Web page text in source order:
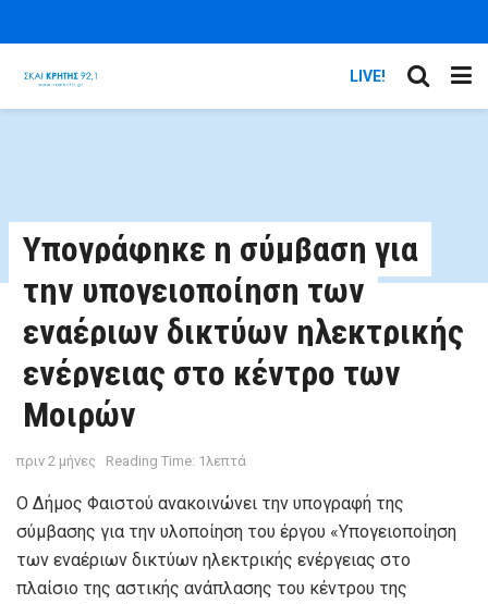
LIVE!
Υπογράφηκε η σύμβαση για
την υπογειοποίηση των
εναέριων δικτύων ηλεκτρικής
ενέργειας στο κέντρο των
Μοιρών
πριν 2 μήνες Reading Time: 1λεπτά
Ο Δήμος Φαιστού ανακοινώνει την υπογραφή της
σύμβασης για την υλοποίηση του έργου «Υπογειοποίηση
των εναέριων δικτύων ηλεκτρικής ενέργειας στο
πλαίσιο της αστικής ανάπλασης του κέντρου της